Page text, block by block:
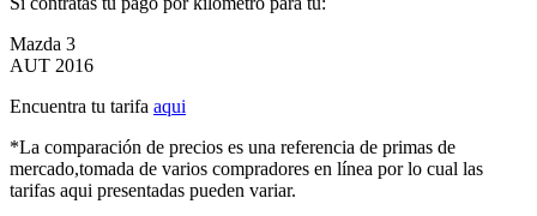
Mazda 3
AUT 2016
Encuentra tu tarifa aqui
*La comparación de precios es una referencia de primas de
mercado,tomada de varios compradores en línea por lo cual las
tarifas aqui presentadas pueden variar.